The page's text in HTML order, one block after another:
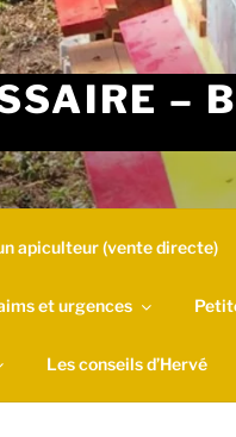
–
apiculteur (vente directe)
et urgences
Les conseils d’Hervé